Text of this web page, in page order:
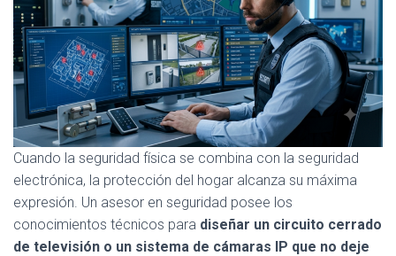
Cuando la seguridad física se combina con la seguridad
electrónica, la protección del hogar alcanza su máxima
expresión. Un asesor en seguridad posee los
conocimientos técnicos para diseñar un circuito cerrado
de televisión o un sistema de cámaras IP que no deje